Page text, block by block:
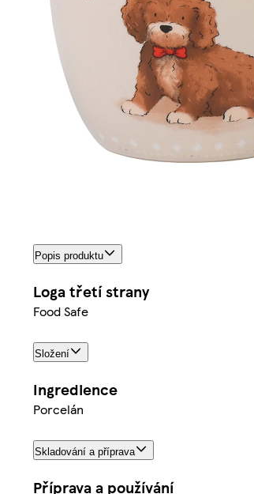
Popis produktu
Loga třetí strany
Food Safe
Složení
Ingredience
Porcelán
Skladování a příprava
Příprava a používání